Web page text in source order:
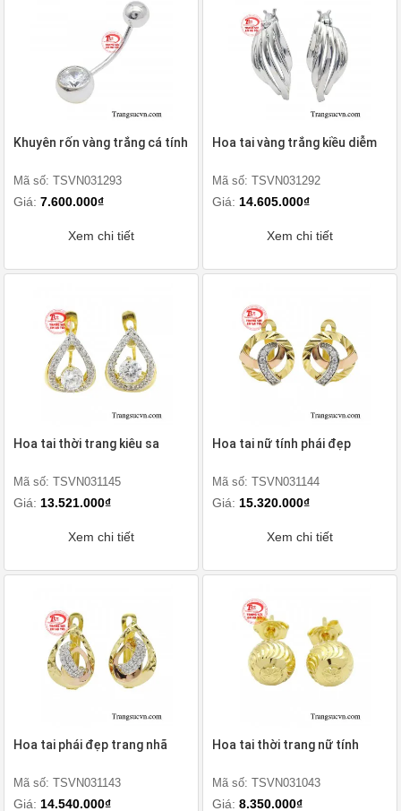
Khuyên rốn vàng trắng cá tính
Mã số: TSVN031293
Giá: 7.600.000₫
Xem chi tiết
Hoa tai vàng trắng kiều diễm
Mã số: TSVN031292
Giá: 14.605.000₫
Xem chi tiết
Hoa tai thời trang kiêu sa
Mã số: TSVN031145
Giá: 13.521.000₫
Xem chi tiết
Hoa tai nữ tính phái đẹp
Mã số: TSVN031144
Giá: 15.320.000₫
Xem chi tiết
Hoa tai phái đẹp trang nhã
Mã số: TSVN031143
Giá: 14.540.000₫
Hoa tai thời trang nữ tính
Mã số: TSVN031043
Giá: 8.350.000₫